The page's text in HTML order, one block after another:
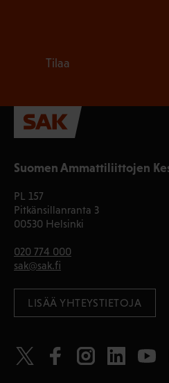
Suomen Ammattiliittojen
PL 157
Pitkänsillanranta 3
00530 Helsinki
020 774 000
sak@sak.fi
LISÄÄ YHTEYSTIETOJA
Tilaa